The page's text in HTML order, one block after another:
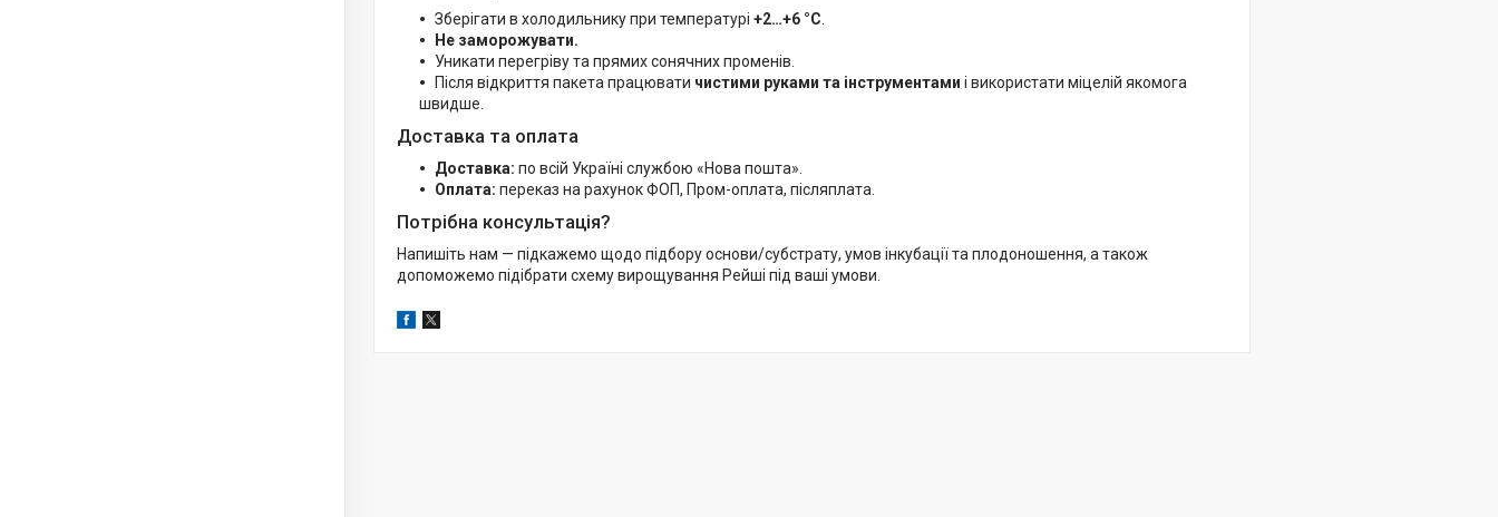
Зберігати в холодильнику при температурі +2…+6 °C
Не заморожувати.
Уникати перегріву та прямих сонячних променів.
Після відкриття пакета працювати чистими руками та інструментами і використати міцелій якомога
швидше.
Доставка та оплата
Доставка: по всій Україні службою «Нова пошта».
Оплата: переказ на рахунок ФОП, Пром-оплата, післяплата.
Потрібна консультація?
Напишіть нам — підкажемо щодо підбору основи/субстрату, умов інкубації та плодоношення, а також
допоможемо підібрати схему вирощування Рейші під ваші умови.